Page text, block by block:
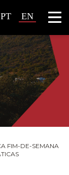
PT EN
FIM-DE-SEMANA